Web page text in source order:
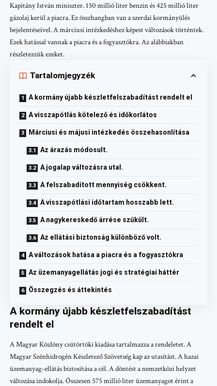
Kapitány István miniszter. 150 millió liter benzin és 425 millió liter
gázolaj kerül a piacra. Ez összhangban van a szerdai kormányülés
bejelentéseivel. A márciusi intézkedéshez képest változások történtek.
Ezek hatással vannak a piacra és a fogyasztókra. Az alábbiakban
részletezzük ezeket.
Tartalomjegyzék
A kormány újabb készletfelszabadítást rendelt el
A visszapótlás kötelező és időkorlátos
Márciusi és májusi intézkedés összehasonlítása
Az árazás módosult.
A jogalap változásra utal.
A felszabadított mennyiség csökkent.
A visszapótlási időtartam hosszabb lett.
A nagykereskedő árrése szűkült.
Az ellátási biztonság különböző volt.
A változások hatása a piacra és a fogyasztókra
Az üzemanyagellátás jogi és stratégiai háttér
Összegzés és áttekintés
A kormány újabb készletfelszabadítást
rendelt el
A Magyar Közlöny csütörtöki kiadása tartalmazza a rendeletet. A
Magyar Szénhidrogén Készletező Szövetség kap az utasítást. A hazai
üzemanyag-ellátás biztosítása a cél. A döntést a nemzetközi helyzet
változása indokolja. Összesen 575 millió liter üzemanyagot érint a